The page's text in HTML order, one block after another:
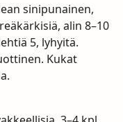
sinipunainen,
alin 8–10
5, lyhyitä.
Kukat